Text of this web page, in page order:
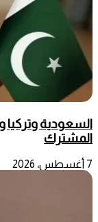
السعودية وتركيا
المشترك
7 أغسطس، 2026